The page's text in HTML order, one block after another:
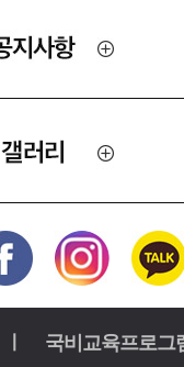
국비교육프로그